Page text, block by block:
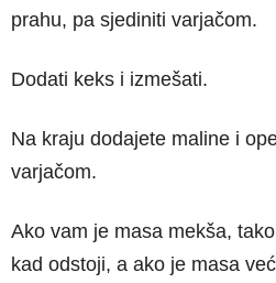
prahu, pa sjediniti varjačom.
Dodati keks i izmešati.
Na kraju dodajete maline i
varjačom.
Ako vam je masa mekša,
kad odstoji, a ako je masa